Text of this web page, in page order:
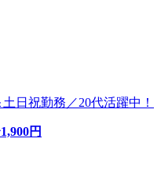
日祝勤務／20代活躍中！
1,900円